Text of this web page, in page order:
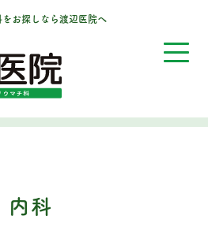
お探しなら渡辺医院へ
内科